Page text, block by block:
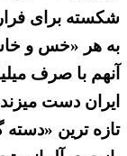
شکسته برای
به هر «خس و
آنهم با صرف
ایران دست
تازه ترین